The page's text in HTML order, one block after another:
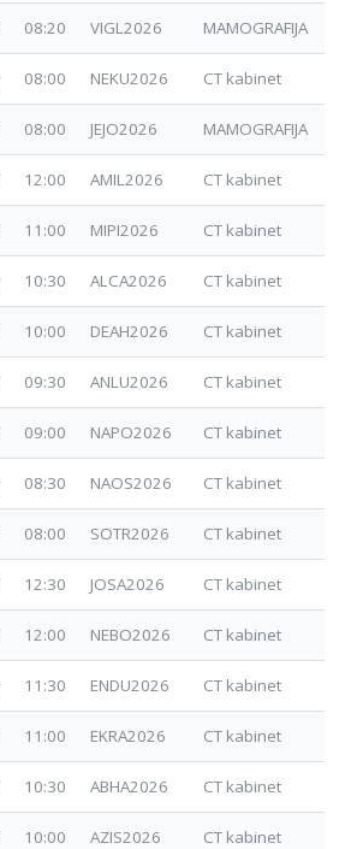
08:20 VIGL2026 MAMOGRAFIJA
08:00 NEKU2026 CT kabinet
08:00 JEJO2026 MAMOGRAFIJA
12:00 AMIL2026 CT kabinet
11:00 MIPI2026 CT kabinet
10:30 ALCA2026 CT kabinet
10:00 DEAH2026 CT kabinet
09:30 ANLU2026 CT kabinet
09:00 NAPO2026 CT kabinet
08:30 NAOS2026 CT kabinet
08:00 SOTR2026 CT kabinet
12:30 JOSA2026 CT kabinet
12:00 NEBO2026 CT kabinet
11:30 ENDU2026 CT kabinet
11:00 EKRA2026 CT kabinet
10:30 ABHA2026 CT kabinet
10:00 AZIS2026 CT kabinet